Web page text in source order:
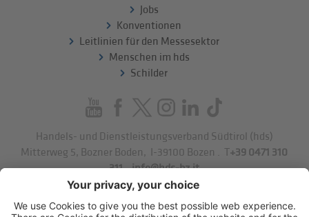
Jobs
Konventionen
Leitlinien für den Messesektor
Menschen im hds
Schilder
Handels- und Dienstleistungsverband Südtirol (hds)
Mitterweg 5, Bozner Boden
I-39100 Bozen . T+39 0471 310
311.info@hds-bz.it
Impressum
Datenschutzerklärung